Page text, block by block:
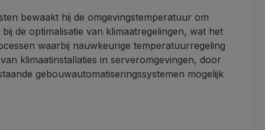
bewaakt hij de omgevingstemperatuur om
de optimalisatie van klimaatregelingen, wat het
waarbij nauwkeurige temperatuurregeling
klimaatinstallaties in serveromgevingen, door
gebouwautomatiseringssystemen mogelijk